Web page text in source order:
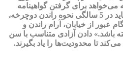
می‌خواهد برای گرفتن گواهینامه
رانندگی‌اش اقدام کند، باید در 5 سالگی نحوه راندن دوچرخه،
عبور از خیابان، آرام راندن و
باشد.» دادن آزادی متناسب با سن
تا محدودیت‌ها را یاد بگیرند.